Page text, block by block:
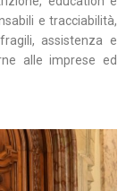
e tracciabilità,
assistenza e
alle imprese ed